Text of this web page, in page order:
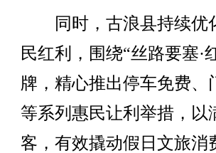
同时，古浪县持续优
民红利，围绕“丝路要塞·
牌，精心推出停车免费、
等系列惠民让利举措，以
客，有效撬动假日文旅消